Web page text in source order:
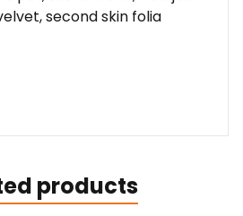
second skin folia
products